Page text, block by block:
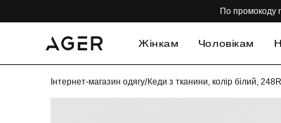
По промокоду
Жінкам Чоловікам
Інтернет-магазин одягу/Кеди з тканини, колір білий,